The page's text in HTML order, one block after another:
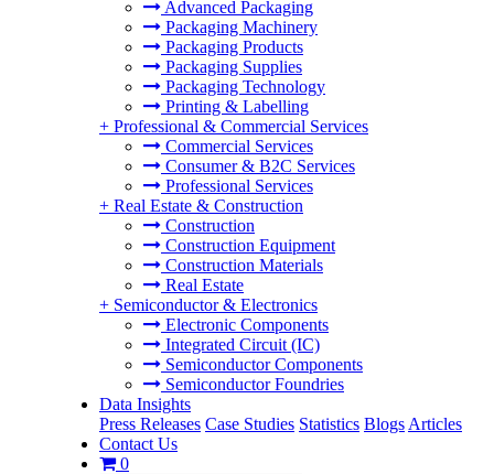
Advanced Packaging
Packaging Machinery
Packaging Products
Packaging Supplies
Packaging Technology
Printing & Labelling
+ Professional & Commercial Services
Commercial Services
Consumer & B2C Services
Professional Services
+ Real Estate & Construction
Construction
Construction Equipment
Construction Materials
Real Estate
+ Semiconductor & Electronics
Electronic Components
Integrated Circuit (IC)
Semiconductor Components
Semiconductor Foundries
Data Insights
Press Releases Case Studies Statistics Blogs Articles
Contact Us
0